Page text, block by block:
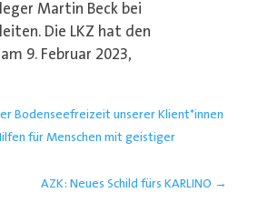
Martin Beck bei
Die LKZ hat den
9. Februar 2023,
Bodenseefreizeit unserer Klient*innen
für Menschen mit geistiger
AZK: Neues Schild fürs KARLINO →